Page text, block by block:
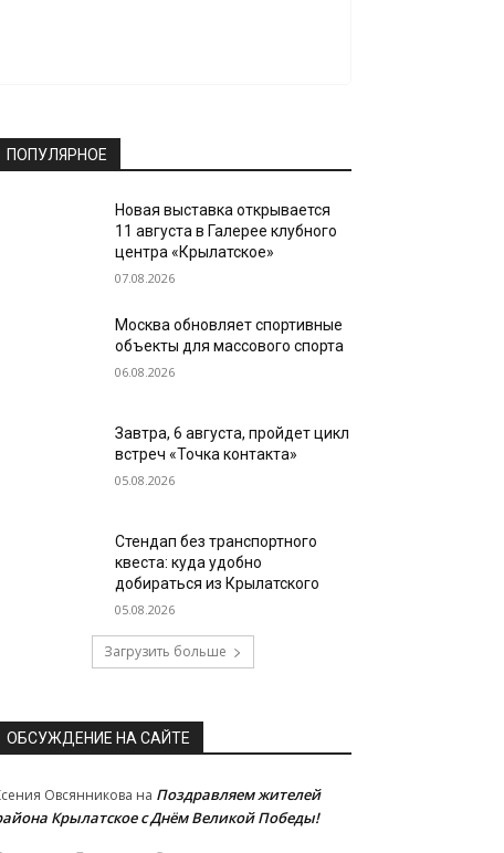
ПОПУЛЯРНОЕ
Новая выставка открывается
11 августа в Галерее клубного
центра «Крылатское»
07.08.2026
Москва обновляет спортивные
объекты для массового спорта
06.08.2026
Завтра, 6 августа, пройдет цикл
встреч «Точка контакта»
05.08.2026
Стендап без транспортного
квеста: куда удобно
добираться из Крылатского
05.08.2026
Загрузить больше
ОБСУЖДЕНИЕ НА САЙТЕ
Овсянникова на Поздравляем жителей
Крылатское с Днём Великой Победы!